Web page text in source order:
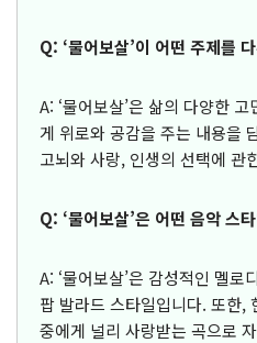
Q: ‘물어보살’이 어떤 주제를
A: ‘물어보살’은 삶의 다양한
게 위로와 공감을 주는 내용을
고뇌와 사랑, 인생의 선택에 관
Q: ‘물어보살’은 어떤 음악 스
A: ‘물어보살’은 감성적인 멜로
팝 발라드 스타일입니다. 또한,
중에게 널리 사랑받는 곡으로